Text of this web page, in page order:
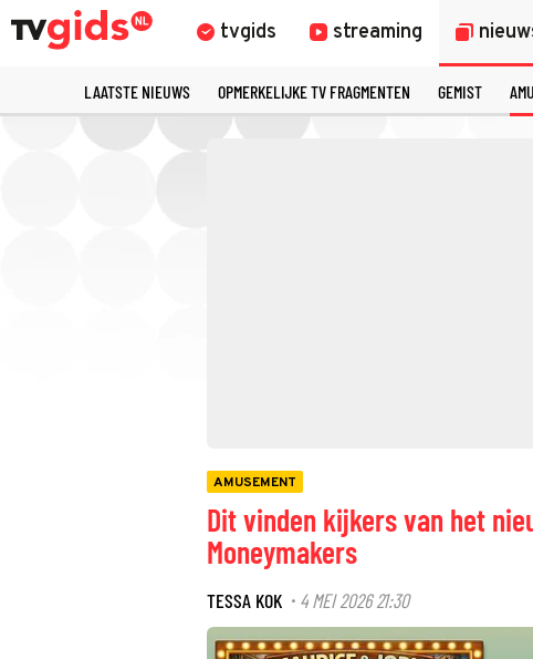
tvgids streaming
LAATSTE NIEUWS OPMERKELIJKE TV FRAGMENTEN GEMIST
AMUSEMENT
Dit vinden kijkers van het
Moneymakers
TESSA KOK · 4 MEI 2026 21:30